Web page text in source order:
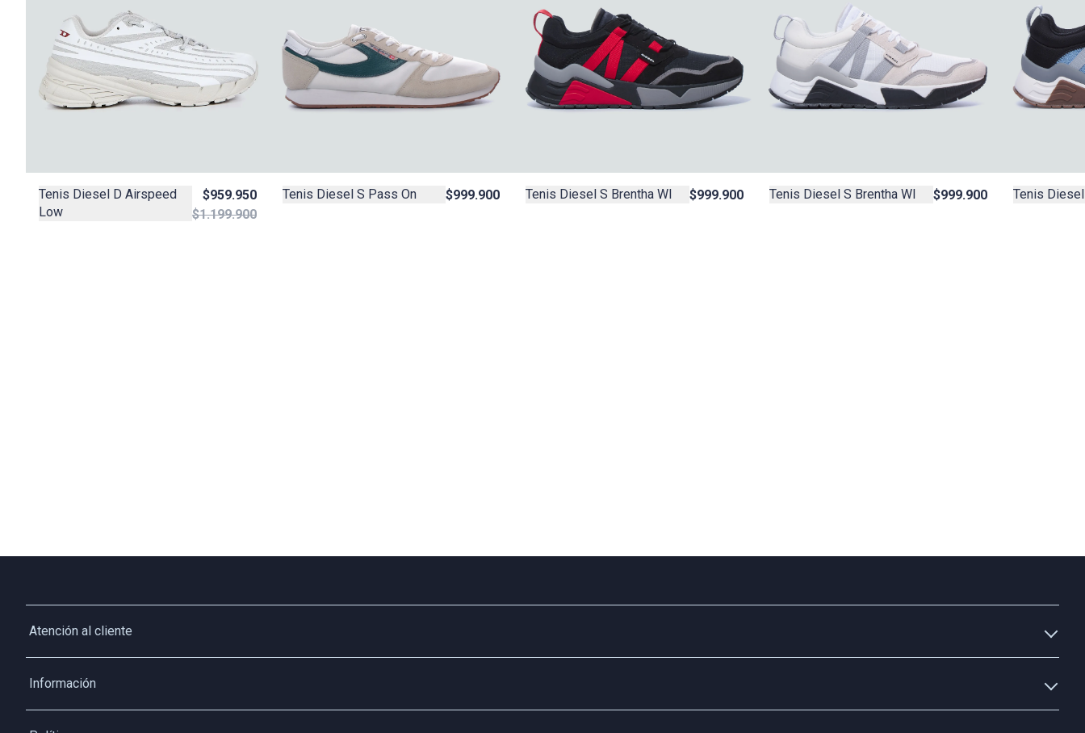
Tenis Diesel D Airspeed
Low
$959.950
$1.199.900
Tenis Diesel S Pass On $999.900 Tenis Diesel S Brentha Wl $999.900 Tenis Diesel S Brentha Wl $999.900 Tenis
Atención al cliente
Whatsapp
Información
Solicita tu cupo QUAC